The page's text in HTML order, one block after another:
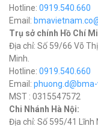
Hotline: 0919.540.660
Email:
Trụ sở chính Hồ Chí
Địa chỉ: Số 59/66 Võ
Minh.
Hotline: 0919.540.660
Email:
MST : 0315547572
Chi Nhánh Hà Nội:
Địa chỉ: Số 595/41 Lĩnh